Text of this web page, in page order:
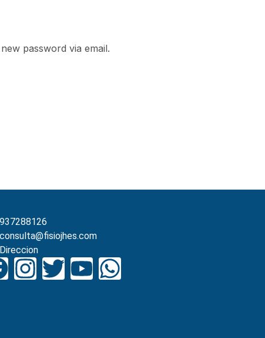
password via email.
937288126
consulta@fisiojhes.com
Direccion